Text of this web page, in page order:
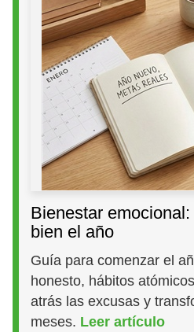
Bienestar
bien el año
Guía para comenzar el
honesto, hábitos
atrás las excusas y
meses. Leer artículo